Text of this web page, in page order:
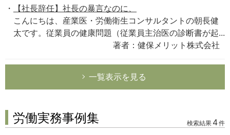
【社長辞任】社長の暴言なのに、
こんにちは、産業医・労働衛生コンサルタントの朝長健
太です。従業員の健康問題（従業員主治医の診断書が起...
著者：健保メリット株式会社
一覧表示を見る
労働実務事例集 検索結果 4件